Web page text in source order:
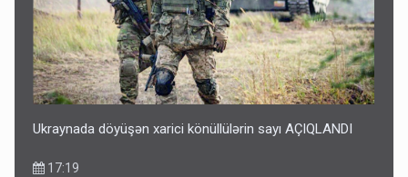
Ukraynada döyüşən xarici könüllülərin sayı AÇIQLANDI
17:19